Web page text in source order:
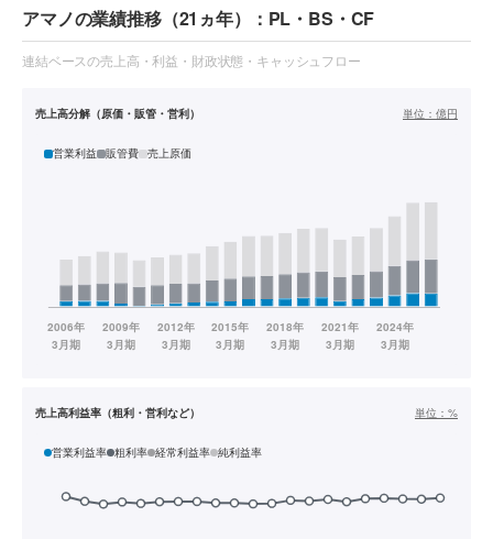
アマノの業績推移（21ヵ年）：PL・BS・CF
連結ベースの売上高・利益・財政状態・キャッシュフロー
売上高分解（原価・販管・営利） 単位： 億円
営業利益 販管費 売上原価
売上高利益率（粗利・営利など） 単位： %
営業利益率 粗利率 経常利益率 純利益率